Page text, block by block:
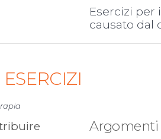
Esercizi per
causato dal
Argomenti